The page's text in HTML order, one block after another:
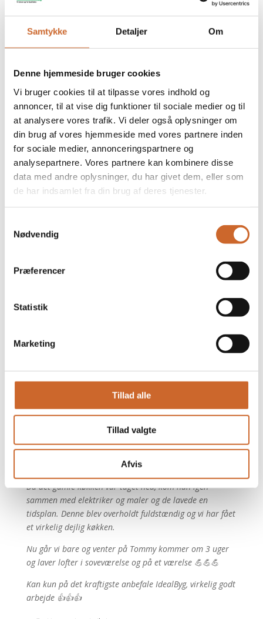
Samtykke Detaljer Om
Denne hjemmeside bruger cookies
Vi bruger cookies til at tilpasse vores indhold og
annoncer, til at vise dig funktioner til sociale medier og til
at analysere vores trafik. Vi deler også oplysninger om
din brug af vores hjemmeside med vores partnere inden
for sociale medier, annonceringspartnere og
analysepartnere. Vores partnere kan kombinere disse
data med andre oplysninger, du har givet dem, eller som
de har indsamlet fra din brug af deres tjenester.
Nødvendig
Præferencer
Statistik
Marketing
Tillad alle
Tillad valgte
Afvis
Alle typer af tømrerarbejde
– uanset størrelse
Med mere end 20 års erfaring inden for branchen, er vi
eksperter i alle former for tømrerarbejde,nyt tag,
renovering,tilbygningog generel fornyelse.
Vi kommer ud til hele Sjælland og med vores gode
garantiordning, kan du være sikker på et gennemført
Se om vi kommer til dig
Nyt køkken og loft
Da vi havde fået tegningerne til vores nye køkken kom
Tommy forbi for at gennemgå det hele, emhættens
placering ift. bjælkelag på loft, vindueskarme, bordhøjde
mm. Alt blev rettet til så det passede👍
Da det gamle køkken var taget ned, kom han igen
sammen med elektriker og maler og de lavede en
tidsplan. Denne blev overholdt fuldstændig og vi har fået
et virkelig dejlig køkken.
Nu går vi bare og venter på Tommy kommer om 3 uger
og laver lofter i soveværelse og på et værelse 💪💪💪
Kan kun på det kraftigste anbefale IdealByg, virkelig godt
arbejde 👍👍👍